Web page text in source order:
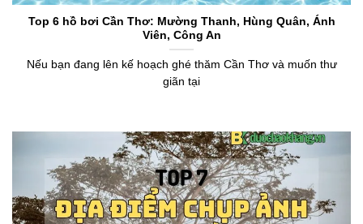
Top 6 hồ bơi Cần Thơ: Mường Thanh, Hùng Quân, Ánh
Viên, Công An
Nếu bạn đang lên kế hoạch ghé thăm Cần Thơ và muốn thư
giãn tại